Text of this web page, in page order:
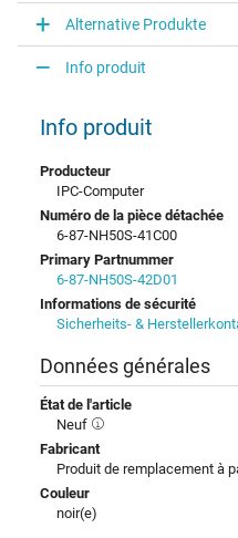
Alternative Produkte
Info produit
Info produit
Producteur
IPC-Computer
Numéro de la pièce détachée
6-87-NH50S-41C00
Primary Partnummer
6-87-NH50S-42D01
Informations de sécurité
Sicherheits- &
Données générales
État de l'article
Neuf
Fabricant
Produit de remplacement à
Couleur
noir(e)